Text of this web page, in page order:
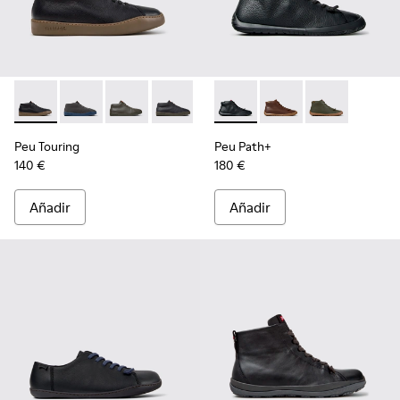
Peu Touring - K300305-027 - Zapatillas de piel negras para
Peu Touring - K300305-025
Peu Touring - K300305-024
Peu Touring - K300305-023
Peu Touring - K300305-021
Peu Touring - K300305-
Peu Touring
140 €
Añadir
Peu Path+ - K300558-004
Peu Path+ -Peu Path+ -
Peu Path+
180 €
Añadir